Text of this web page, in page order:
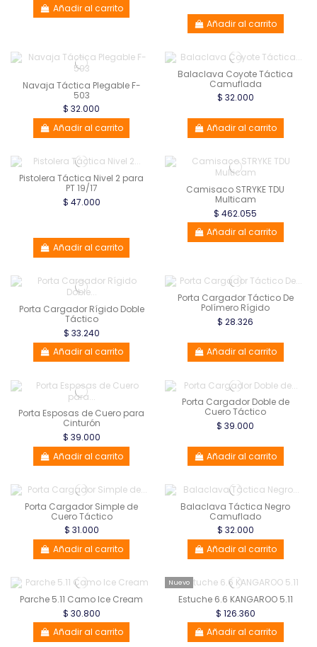
Añadir al carrito
Añadir al carrito
Navaja Táctica Plegable F-
503
$ 32.000
Añadir al carrito
Balaclava Coyote Táctica
Camuflada
$ 32.000
Añadir al carrito
Pistolera Táctica Nivel 2 para
PT 19/17
$ 47.000
Añadir al carrito
Camisaco STRYKE TDU
Multicam
$ 462.055
Añadir al carrito
Porta Cargador Rígido Doble
Táctico
$ 33.240
Añadir al carrito
Porta Cargador Táctico De
Polímero Rígido
$ 28.326
Añadir al carrito
Porta Esposas de Cuero para
Cinturón
$ 39.000
Añadir al carrito
Porta Cargador Doble de
Cuero Táctico
$ 39.000
Añadir al carrito
Porta Cargador Simple de
Cuero Táctico
$ 31.000
Añadir al carrito
Balaclava Táctica Negro
Camuflado
$ 32.000
Añadir al carrito
Parche 5.11 Camo Ice Cream
$ 30.800
Añadir al carrito
Nuevo
Estuche 6.6 KANGAROO 5.11
$ 126.360
Añadir al carrito